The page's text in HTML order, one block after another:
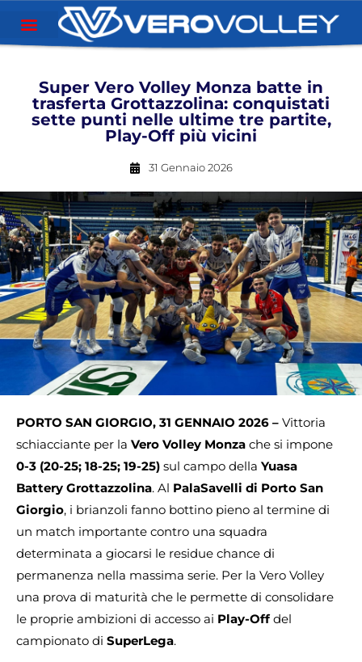
Super Vero Volley Monza batte in
trasferta Grottazzolina: conquistati
sette punti nelle ultime tre partite,
Play-Off più vicini
31 Gennaio 2026
PORTO SAN GIORGIO, 31 GENNAIO 2026 – Vittoria
schiacciante per la Vero Volley Monza che si impone
0-3 (20-25; 18-25; 19-25) sul campo della Yuasa
Battery Grottazzolina. Al PalaSavelli di Porto San
Giorgio, i brianzoli fanno bottino pieno al termine di
un match importante contro una squadra
determinata a giocarsi le residue chance di
permanenza nella massima serie. Per la Vero Volley
una prova di maturità che le permette di consolidare
le proprie ambizioni di accesso ai Play-Offdel
campionato di SuperLega.